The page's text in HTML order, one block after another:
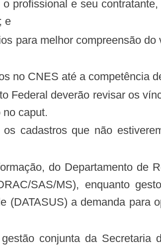
e
no CNES até a competência
Federal deverão revisar os
caput.
cadastros que não
SAS/MS), enquanto
(DATASUS) a demanda para